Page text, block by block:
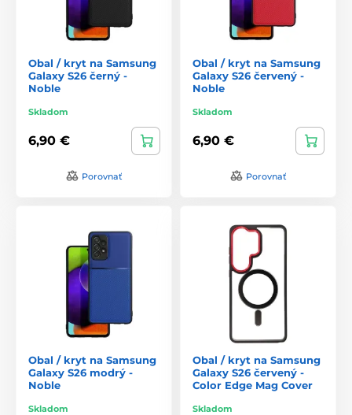
Obal / kryt na Samsung
Galaxy S26 černý -
Noble
Skladom
6,90 €
Porovnať
Obal / kryt na Samsung
Galaxy S26 červený -
Noble
Skladom
6,90 €
Porovnať
Obal / kryt na Samsung
Galaxy S26 modrý -
Noble
Skladom
Obal / kryt na Samsung
Galaxy S26 červený -
Color Edge Mag Cover
Skladom